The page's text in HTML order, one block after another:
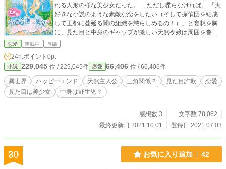
れる人形の様な美少女だった。 …ただし喋らなければ。 「大
好きな小説のような素敵な恋をしたい（そして探偵団を結成
して王都に蔓延る闇の組織を懲らしめるの！）」と妄想を胸
に、見た目と中身のギャップが激しい天然令嬢は周囲を巻き
込みながら今日も『運命の恋』を探します！
恋愛 連載中 長編
24h.ポイント 0pt
小説 229,045 位 / 229,045件 恋愛 66,406 位 / 66,406件
異世界 ハッピーエンド 天然主人公 三角関係？ 見た目詐欺
恋愛
見た目は美少女
中身は野生児？
感想数 3
文字数 78,062
最終更新日 2021.10.01
登録日 2021.07.03
30 お気に入り追加 42